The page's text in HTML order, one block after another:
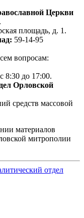
Церкви
площадь, д. 1.
59-14-95
вопросам:
8:30 до 17:00.
Орловской
средств массовой
материалов
митрополии
отдел